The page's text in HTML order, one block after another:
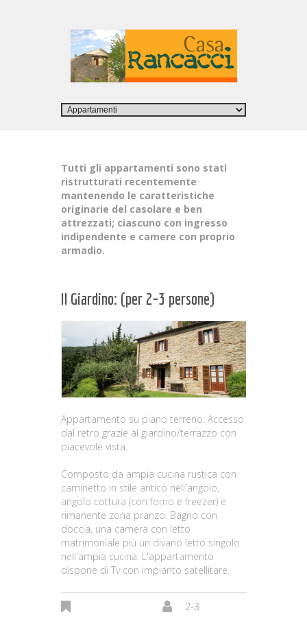
Tutti gli appartamenti sono stati
ristrutturati recentemente
mantenendo le caratteristiche
originarie del casolare e ben
attrezzati; ciascuno con ingresso
indipendente e camere con proprio
armadio.
Il Giardino: (per 2-3 persone)
Appartamento su piano terreno. Accesso
dal retro grazie al giardino/terrazzo con
piacevole vista.
Composto da ampia cucina rustica con
caminetto in stile antico nell'angolo,
angolo cottura (con forno e freezer) e
rimanente zona pranzo. Bagno con
doccia, una camera con letto
matrimoniale più un divano letto singolo
nell'ampia cucina. L'appartamento
dispone di Tv con impianto satellitare.
2-3